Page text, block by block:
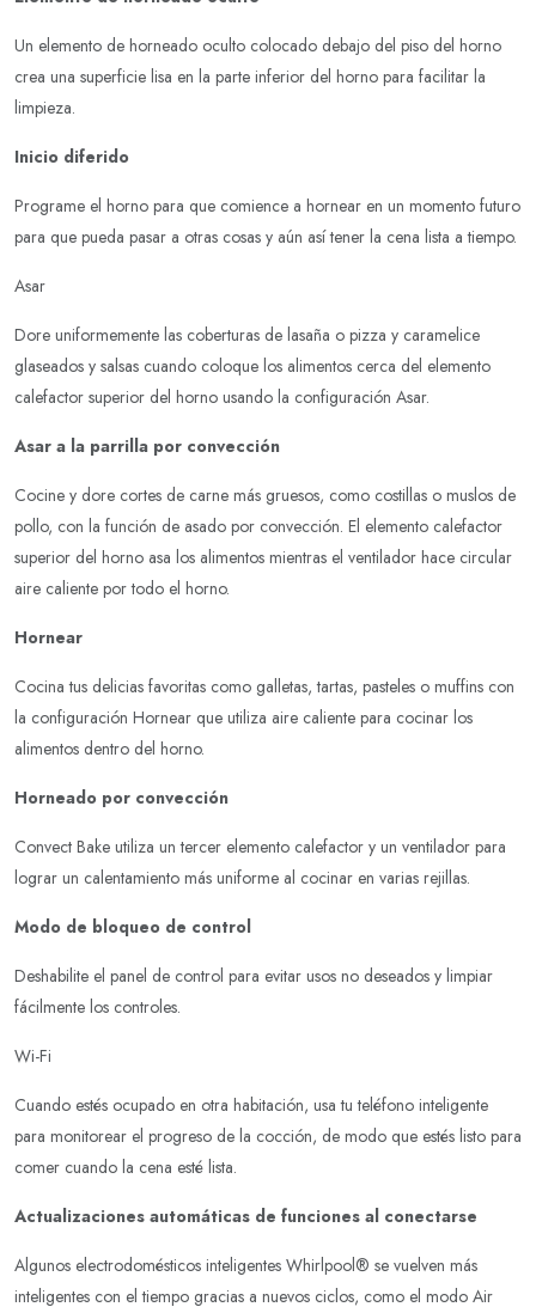
Un elemento de horneado oculto colocado debajo del piso del horno
crea una superficie lisa en la parte inferior del horno para facilitar la
limpieza.
Inicio diferido
Programe el horno para que comience a hornear en un momento futuro
para que pueda pasar a otras cosas y aún así tener la cena lista a tiempo.
Asar
Dore uniformemente las coberturas de lasaña o pizza y caramelice
glaseados y salsas cuando coloque los alimentos cerca del elemento
calefactor superior del horno usando la configuración Asar.
Asar a la parrilla por convección
Cocine y dore cortes de carne más gruesos, como costillas o muslos de
pollo, con la función de asado por convección. El elemento calefactor
superior del horno asa los alimentos mientras el ventilador hace circular
aire caliente por todo el horno.
Hornear
Cocina tus delicias favoritas como galletas, tartas, pasteles o muffins con
la configuración Hornear que utiliza aire caliente para cocinar los
alimentos dentro del horno.
Horneado por convección
Convect Bake utiliza un tercer elemento calefactor y un ventilador para
lograr un calentamiento más uniforme al cocinar en varias rejillas.
Modo de bloqueo de control
Deshabilite el panel de control para evitar usos no deseados y limpiar
fácilmente los controles.
Wi-Fi
Cuando estés ocupado en otra habitación, usa tu teléfono inteligente
para monitorear el progreso de la cocción, de modo que estés listo para
comer cuando la cena esté lista.
Actualizaciones automáticas de funciones al conectarse
Algunos electrodomésticos inteligentes Whirlpool® se vuelven más
inteligentes con el tiempo gracias a nuevos ciclos, como el modo Air